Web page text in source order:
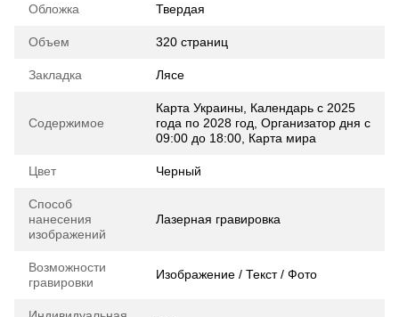
Обложка Твердая
Объем 320 страниц
Закладка Лясе
Содержимое
Карта Украины, Календарь с 2025
года по 2028 год, Организатор дня с
09:00 до 18:00, Карта мира
Цвет Черный
Способ
нанесения
изображений
Лазерная гравировка
Возможности
гравировки
Изображение / Текст / Фото